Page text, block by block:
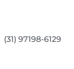
(31) 97198-6129